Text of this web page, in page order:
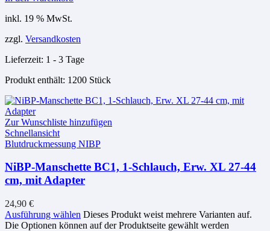
inkl. 19 % MwSt.
zzgl. Versandkosten
Lieferzeit: 1 - 3 Tage
Produkt enthält: 1200 Stück
Zur Wunschliste hinzufügen
Schnellansicht
Blutdruckmessung NIBP
NiBP-Manschette BC1, 1-Schlauch, Erw. XL 27-44
cm, mit Adapter
24,90 €
Ausführung wählen Dieses Produkt weist mehrere Varianten auf.
Die Optionen können auf der Produktseite gewählt werden